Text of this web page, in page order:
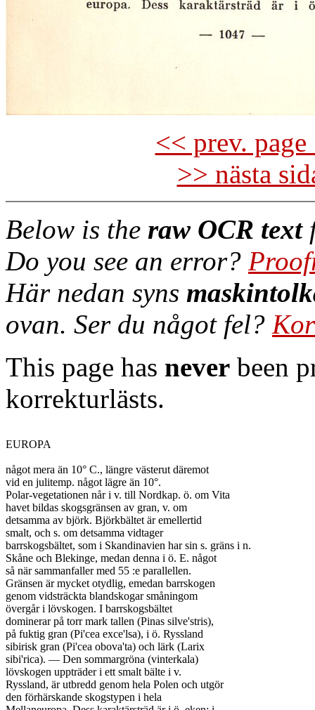
<< prev.
>> nästa
Below is the raw OCR text
Do you see an error?
Här nedan syns
ovan. Ser du något fel?
This page has never been
korrekturlästs.
EUROPA
något mera än 10° C., längre västerut däremot
vid en julitemp. något lägre än 10°.
Polar-vegetationen når i v. till Nordkap. ö. om Vita
havet bildas skogsgränsen av gran, v. om
detsamma av björk. Björkbältet är emellertid
smalt, och s. om detsamma vidtager
barrskogsbältet, som i Skandinavien har sin s. gräns i n.
Skåne och Blekinge, medan denna i ö. E. något
så när sammanfaller med 55 :e parallellen.
Gränsen är mycket otydlig, emedan barrskogen
genom vidsträckta blandskogar småningom
övergår i lövskogen. I barrskogsbältet
dominerar på torr mark tallen (Pinas silve'stris),
på fuktig gran (Pi'cea exce'lsa), i ö. Ryssland
sibirisk gran (Pi'cea obova'ta) och lärk (Larix
sibi'rica). — Den sommargröna (vinterkala)
lövskogen uppträder i ett smalt bälte i v.
Ryssland, är utbredd genom hela Polen och utgör
den förhärskande skogstypen i hela